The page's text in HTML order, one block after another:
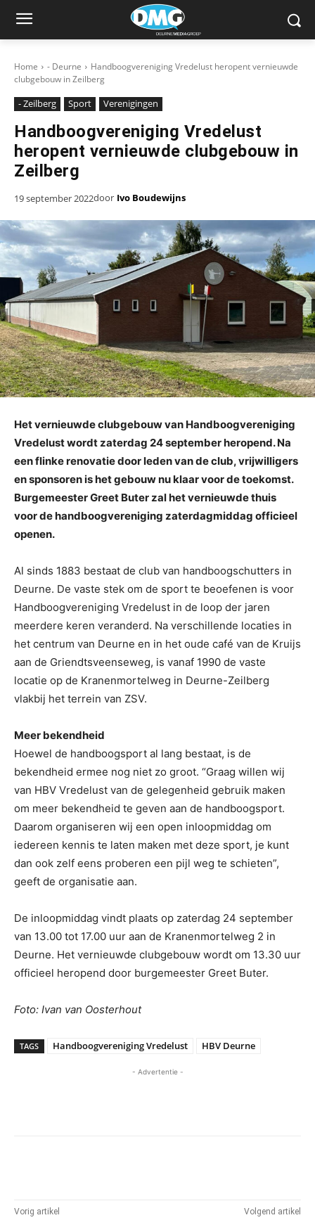
Home - Deurne
Handboogvereniging Vredelust heropent vernieuwde
clubgebouw in Zeilberg
- Zeilberg Sport Verenigingen
Handboogvereniging Vredelust
heropent vernieuwde clubgebouw in
Zeilberg
19 september 2022door Ivo Boudewijns
Het vernieuwde clubgebouw van Handboogvereniging
Vredelust wordt zaterdag 24 september heropend. Na
een flinke renovatie door leden van de club, vrijwilligers
en sponsoren is het gebouw nu klaar voor de toekomst.
Burgemeester Greet Buter zal het vernieuwde thuis
voor de handboogvereniging zaterdagmiddag officieel
openen.
Al sinds 1883 bestaat de club van handboogschutters in
Deurne. De vaste stek om de sport te beoefenen is voor
Handboogvereniging Vredelust in de loop der jaren
meerdere keren veranderd. Na verschillende locaties in
het centrum van Deurne en in het oude café van de Kruijs
aan de Griendtsveenseweg, is vanaf 1990 de vaste
locatie op de Kranenmortelweg in Deurne-Zeilberg
vlakbij het terrein van ZSV.
Meer bekendheid
Hoewel de handboogsport al lang bestaat, is de
bekendheid ermee nog niet zo groot. “Graag willen wij
van HBV Vredelust van de gelegenheid gebruik maken
om meer bekendheid te geven aan de handboogsport.
Daarom organiseren wij een open inloopmiddag om
iedereen kennis te laten maken met deze sport, je kunt
dan ook zelf eens proberen een pijl weg te schieten”,
geeft de organisatie aan.
De inloopmiddag vindt plaats op zaterdag 24 september
van 13.00 tot 17.00 uur aan de Kranenmortelweg 2 in
Deurne. Het vernieuwde clubgebouw wordt om 13.30 uur
officieel heropend door burgemeester Greet Buter.
Foto: Ivan van Oosterhout
TAGS Handboogvereniging Vredelust HBV Deurne
- Advertentie -
Vorig artikel Volgend artikel